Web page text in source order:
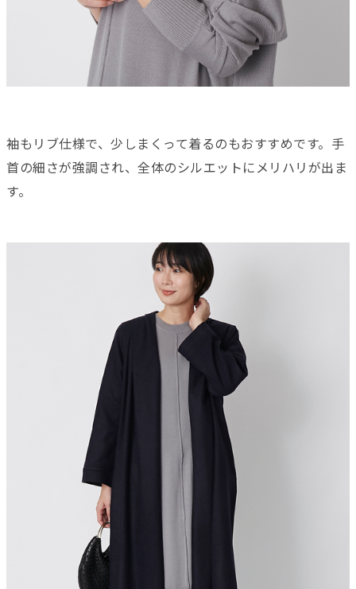
袖もリブ仕様で、少しまくって着るのもおすすめです。手
首の細さが強調され、全体のシルエットにメリハリが出ま
す。